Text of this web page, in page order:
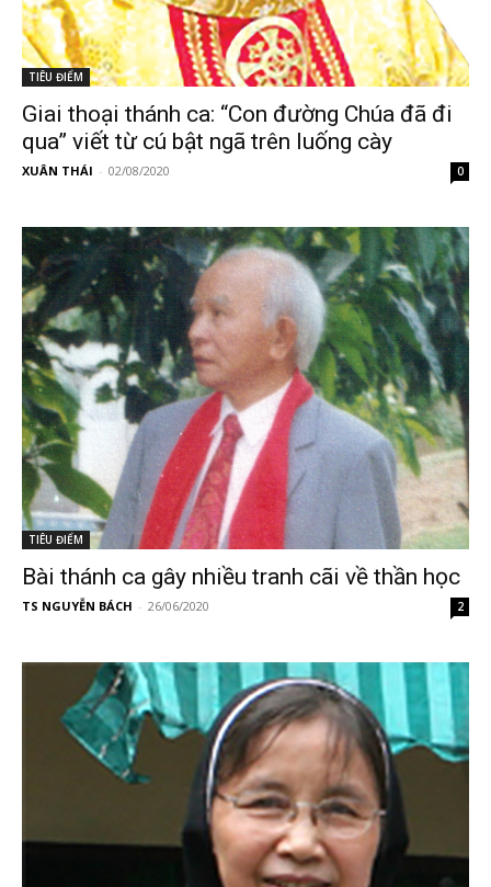
TIÊU ĐIỂM
Giai thoại thánh ca: “Con đường Chúa đã đi
qua” viết từ cú bật ngã trên luống cày
XUÂN THÁI - 02/08/2020 0
TIÊU ĐIỂM
Bài thánh ca gây nhiều tranh cãi về thần học
TS NGUYỄN BÁCH - 26/06/2020 2